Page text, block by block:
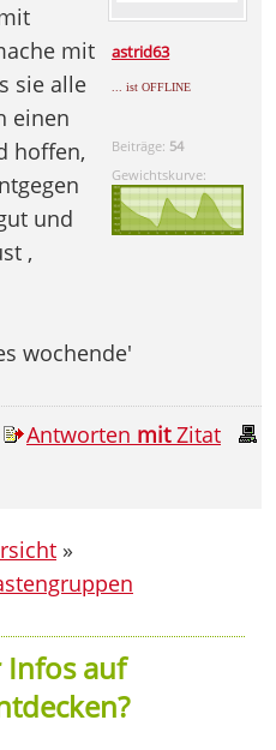
astrid63
... ist OFFLINE
Beiträge: 54
Gewichtskurve:
mit
sie alle
einen
hoffen,
und
,
wochende'
Antworten mitZitat
»
auf